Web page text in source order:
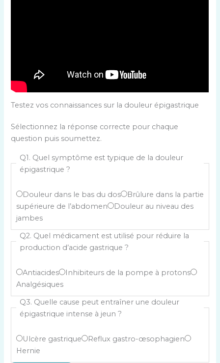
Testez vos connaissances sur la douleur épigastrique
Sélectionnez la réponse correcte pour chaque
question puis soumettez.
Q1. Quel symptôme est typique de la douleur
épigastrique ?
Douleur dans le bas du dos
Brûlure dans la partie
supérieure de l’abdomen
Douleur au niveau des
jambes
Q2. Quel médicament est utilisé pour réduire la
production d’acide gastrique ?
Antiacides
Inhibiteurs de la pompe à protons
Analgésiques
Q3. Quelle cause peut entraîner une douleur
épigastrique intense à jeun ?
Ulcère gastrique
Reflux gastro-œsophagien
Hernie